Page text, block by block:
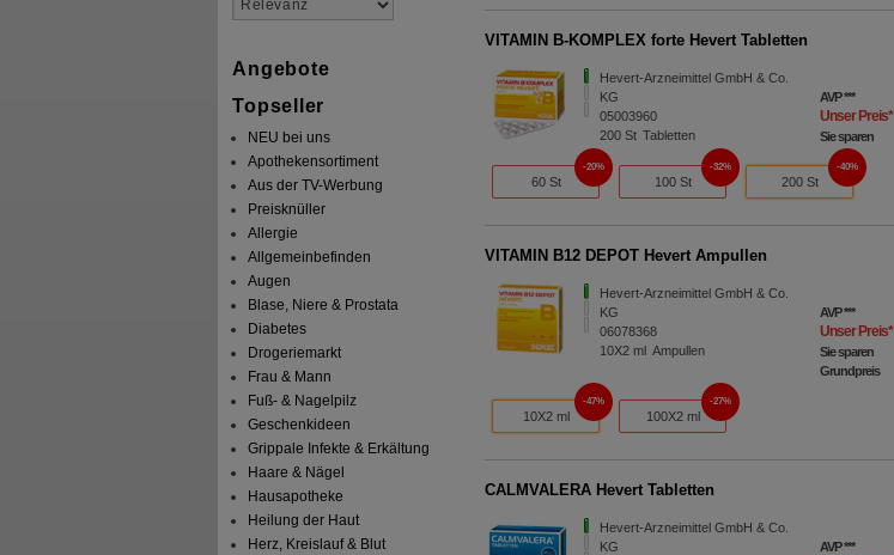
Angebote
Topseller
NEU bei uns
Apothekensortiment
Aus der TV-Werbung
Preisknüller
Allergie
Allgemeinbefinden
Augen
Blase, Niere & Prostata
Diabetes
Drogeriemarkt
Frau & Mann
Fuß- & Nagelpilz
Geschenkideen
Grippale Infekte & Erkältung
Haare & Nägel
Hausapotheke
Heilung der Haut
Herz, Kreislauf & Blut
VITAMIN B-KOMPLEX forte Hevert Tabletten
Hevert-Arzneimittel GmbH & Co.
KG
05003960
200St Tabletten
AVP***
Unser Preis*
Sie sparen
60 St
20%
100 St
32%
200 St
40%
VITAMIN B12 DEPOT Hevert Ampullen
Hevert-Arzneimittel GmbH & Co.
KG
06078368
10X2 ml Ampullen
AVP***
Unser Preis*
Sie sparen
Grundpreis
10X2 ml
47%
100X2 ml
27%
CALMVALERA Hevert Tabletten
Hevert-Arzneimittel GmbH & Co.
KG
AVP***